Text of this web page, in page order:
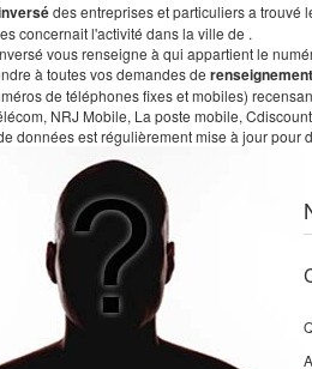
des entreprises et particuliers a trouvé
concernait l'activité dans la ville de .
vous renseigne à qui appartient le
à toutes vos demandes de
de téléphones fixes et mobiles)
NRJ Mobile, La poste mobile,
données est régulièrement mise à jour pour